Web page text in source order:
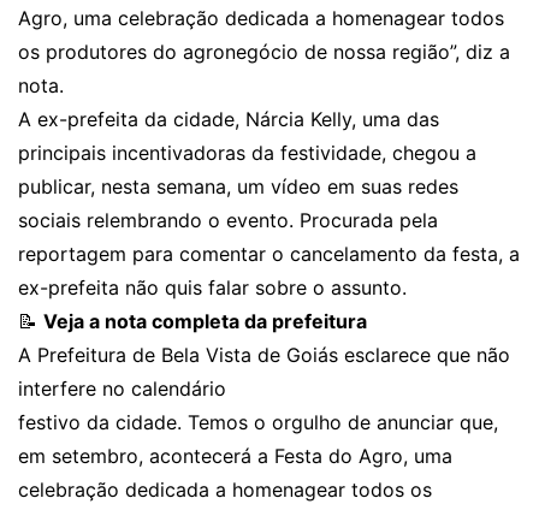
Agro, uma celebração dedicada a homenagear todos
os produtores do agronegócio de nossa região”, diz a
nota.
A ex-prefeita da cidade, Nárcia Kelly, uma das
principais incentivadoras da festividade, chegou a
publicar, nesta semana, um vídeo em suas redes
sociais relembrando o evento. Procurada pela
reportagem para comentar o cancelamento da festa, a
ex-prefeita não quis falar sobre o assunto.
📝 Veja a nota completa da prefeitura
A Prefeitura de Bela Vista de Goiás esclarece que não
interfere no calendário
festivo da cidade. Temos o orgulho de anunciar que,
em setembro, acontecerá a Festa do Agro, uma
celebração dedicada a homenagear todos os